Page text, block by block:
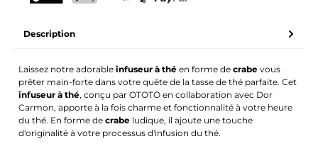
Description
Laissez notre adorableinfuseur à thé en forme decrabevous
prêter main-forte dans votre quête de la tasse de thé parfaite. Cet
infuseur à thé, conçu par OTOTO en collaboration avec Dor
Carmon, apporte à la fois charme et fonctionnalité à votre heure
du thé. En forme decrabe ludique, il ajoute une touche
d'originalité à votre processus d'infusion du thé.